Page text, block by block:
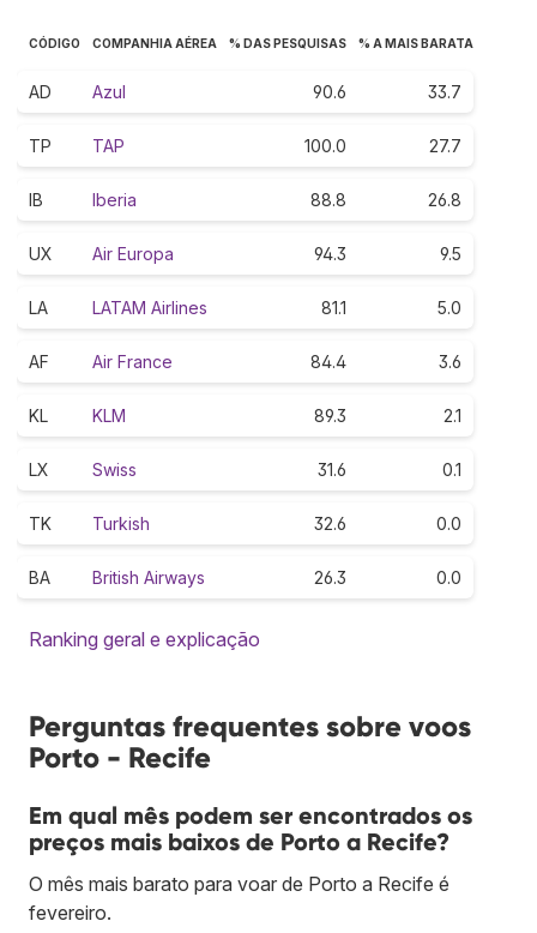
CÓDIGO COMPANHIA AÉREA % DAS PESQUISAS % A MAIS BARATA
AD Azul 90.6 33.7
TP TAP 100.0 27.7
IB Iberia 88.8 26.8
UX Air Europa 94.3 9.5
LA LATAM Airlines 81.1 5.0
AF Air France 84.4 3.6
KL KLM 89.3 2.1
LX Swiss 31.6 0.1
TK Turkish 32.6 0.0
BA British Airways 26.3 0.0
Ranking geral e explicação
Perguntas frequentes sobre voos
Porto - Recife
Em qual mês podem ser encontrados os
preços mais baixos de Porto a Recife?
O mês mais barato para voar de Porto a Recife é
fevereiro.